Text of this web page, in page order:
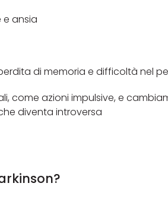
e ansia
di memoria e difficoltà nel
come azioni impulsive, e
diventa introversa